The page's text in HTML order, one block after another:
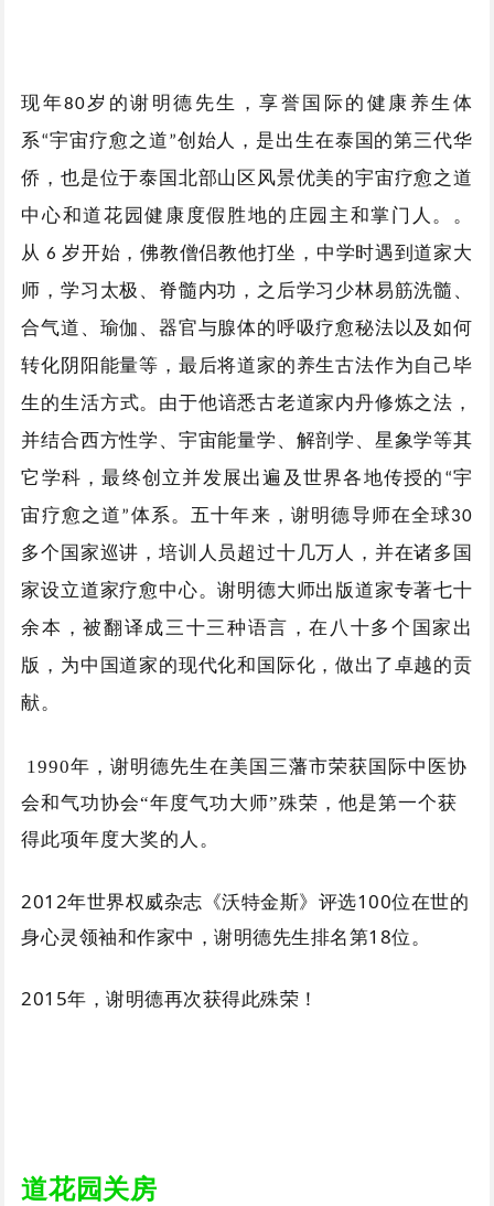
现年80岁的谢明德先生，享誉国际的健康养生体
系“宇宙疗愈之道”创始人， 是出生在泰国的第三代华
侨，也是位于泰国北部山区风景优美的宇宙疗愈之道
中心和道花园健康度假胜地的庄园主和掌门人。 。
从 6岁开始，佛教僧侣教他打坐，中学时遇到道家大
师，学习太极、脊髓内功，之后学习少林易筋洗髓、
合气道、瑜伽、器官与腺体的呼吸疗愈秘法以及如何
转化阴阳能量等，最后将道家的养生古法作为自己毕
生的生活方式。
由于他谙悉古老道家内丹修炼之法，
并结合西方性学、宇宙能量学、解剖学、星象学等其
它学科，最终创立并发展出遍及世界各地传授的“宇
宙疗愈之道”体系。五十年来，谢明德导师在全球30
多个国家巡讲，培训人员超过十几万人，并在诸多国
家设立道家疗愈中心。谢明德大师出版道家专著七十
余本，被翻译成三十三种语言，在八十多个国家出
版，为中国道家的现代化和国际化，做出了卓越的贡
献。
1990年，谢明德先生在美国三藩市荣获国际中医协
会和气功协会“年度气功大师”殊荣，他是第一个获
得此项年度大奖的人。
2012年世界权威杂志《沃特金斯》评选100位在世的
身心灵领袖和作家中，谢明德先生排名第18位。
2015年，谢明德再次获得此殊荣！
道花园关房